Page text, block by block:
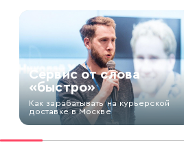
Сервис от слова
«быстро»
Как зарабатывать на курьерской
доставке в Москве